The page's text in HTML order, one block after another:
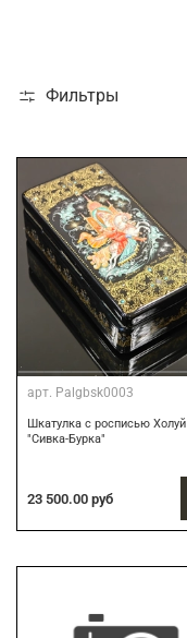
Фильтры
арт. Palgbsk0003
Шкатулка с росписью Холуй
"Сивка-Бурка"
23 500.00 руб